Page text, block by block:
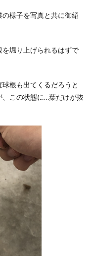
様子を写真と共に御紹
堀り上げられるはずで
根も出てくるだろうと
この状態に…葉だけが抜